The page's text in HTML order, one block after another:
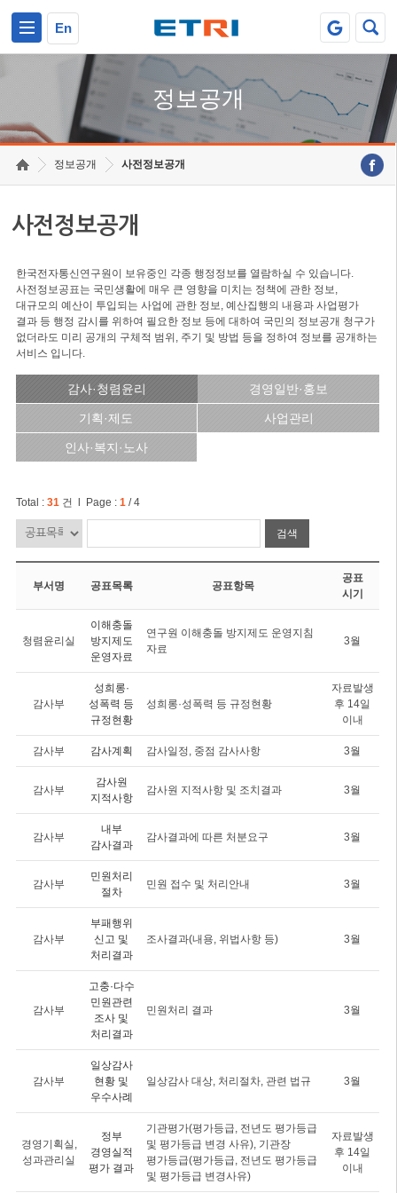
En
정보공개
정보공개 사전정보공개
사전정보공개
한국전자통신연구원이 보유중인 각종 행정정보를 열람하실 수 있습니다.
사전정보공표는 국민생활에 매우 큰 영향을 미치는 정책에 관한 정보,
대규모의 예산이 투입되는 사업에 관한 정보, 예산집행의 내용과 사업평가
결과 등 행정 감시를 위하여 필요한 정보 등에 대하여 국민의 정보공개 청구가
없더라도 미리 공개의 구체적 범위, 주기 및 방법 등을 정하여 정보를 공개하는
서비스 입니다.
감사·청렴윤리 경영일반·홍보
기획·제도 사업관리
인사·복지·노사
Total : 31건 l Page : 1/ 4
검색
부서명 공표목록 공표항목
공표
시기
청렴윤리실
이해충돌
방지제도
운영자료
연구원 이해충돌 방지제도 운영지침
자료
3월
감사부
성희롱·
성폭력 등
규정현황
성희롱·성폭력 등 규정현황
자료발생
후 14일
이내
감사부 감사계획 감사일정, 중점 감사사항 3월
감사부
감사원
지적사항
감사원 지적사항 및 조치결과 3월
감사부
내부
감사결과
감사결과에 따른 처분요구 3월
감사부
민원처리
절차
민원 접수 및 처리안내 3월
감사부
부패행위
신고 및
처리결과
조사결과(내용, 위법사항 등) 3월
감사부
고충·다수
민원관련
조사 및
처리결과
민원처리 결과 3월
감사부
일상감사
현황 및
우수사례
일상감사 대상, 처리절차, 관련 법규 3월
경영기획실,
성과관리실
정부
경영실적
평가 결과
기관평가(평가등급, 전년도 평가등급
및 평가등급 변경 사유), 기관장
평가등급(평가등급, 전년도 평가등급
및 평가등급 변경사유)
자료발생
후 14일
이내